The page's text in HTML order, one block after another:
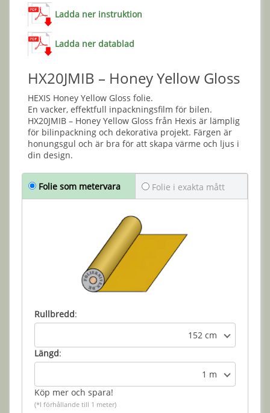
Ladda ner instruktion
Ladda ner datablad
HX20JMIB – Honey Yellow Gloss
HEXIS Honey Yellow Gloss folie.
En vacker, effektfull inpackningsfilm för bilen.
HX20JMIB – Honey Yellow Gloss från Hexis är lämplig
för bilinpackning och dekorativa projekt. Färgen är
honungsgul och är bra för att skapa värme och ljus i
din design.
Folie som metervara Folie i exakta mått
Rullbredd:
152 cm
Längd:
1 m
Köp mer och spara!
(*I förhållande till 1 meter)